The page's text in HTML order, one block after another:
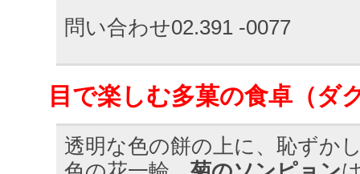
問い合わせ02.391 -0077
目で楽しむ多菓の食卓（ダ
透明な色の餅の上に、恥ずか